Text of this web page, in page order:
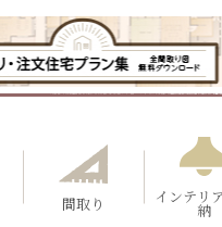
間取り インテリ
納